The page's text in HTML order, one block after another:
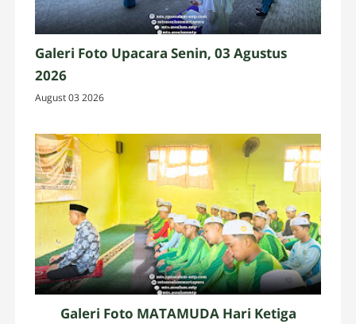
Galeri Foto Upacara Senin, 03 Agustus
2026
August 03 2026
Galeri Foto MATAMUDA Hari Ketiga